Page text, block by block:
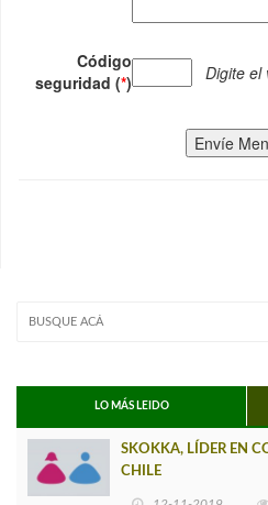
Código
seguridad (*) Digite el
Envíe
LO MÁS LEIDO
SKOKKA, LÍDER EN
CHILE